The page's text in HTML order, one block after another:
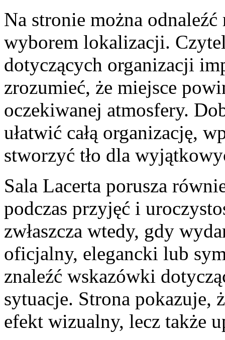
Na stronie można
wyborem lokalizacji.
dotyczących organizacji
zrozumieć, że miejsce
oczekiwanej atmosfery.
ułatwić całą organizację,
stworzyć tło dla
Sala Lacerta porusza
podczas przyjęć i
zwłaszcza wtedy, gdy
oficjalny, elegancki lub
znaleźć wskazówki
sytuacje. Strona pokazuje,
efekt wizualny, lecz także